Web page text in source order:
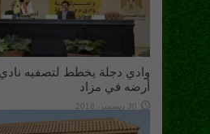
وادي دجلة يخطط لتصفيه نادي
أرضه في مزاد
30 ديسمبر، 2018